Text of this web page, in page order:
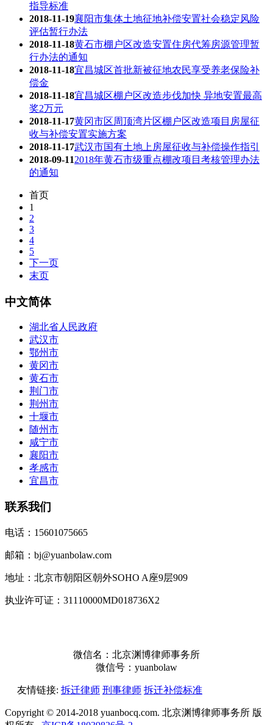
指导标准
2018-11-19襄阳市集体土地征地补偿安置社会稳定风险
评估暂行办法
2018-11-18黄石市棚户区改造安置住房代筹房源管理暂
行办法的通知
2018-11-18宜昌城区首批新被征地农民享受养老保险补
偿金
2018-11-18宜昌城区棚户区改造步伐加快 异地安置最高
奖2万元
2018-11-17黄冈市区周顶湾片区棚户区改造项目房屋征
收与补偿安置实施方案
2018-11-17武汉市国有土地上房屋征收与补偿操作指引
2018-09-112018年黄石市级重点棚改项目考核管理办法
的通知
首页
1
2
3
4
5
下一页
末页
中文简体
湖北省人民政府
武汉市
鄂州市
黄冈市
黄石市
荆门市
荆州市
十堰市
随州市
咸宁市
襄阳市
孝感市
宜昌市
联系我们
电话：15601075665
邮箱：bj@yuanbolaw.com
地址：北京市朝阳区朝外SOHO A座9层909
执业许可证：31110000MD018736X2
微信名：北京渊博律师事务所
微信号：yuanbolaw
友情链接: 拆迁律师 刑事律师 拆迁补偿标准
Copyright © 2014-2018 yuanbocq.com. 北京渊博律师事务所 版